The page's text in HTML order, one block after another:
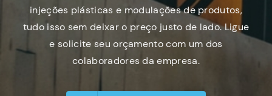
injeções plásticas e modulações de produtos,
tudo isso sem deixar o preço justo de lado. Ligue
e solicite seu orçamento com um dos
colaboradores da empresa.